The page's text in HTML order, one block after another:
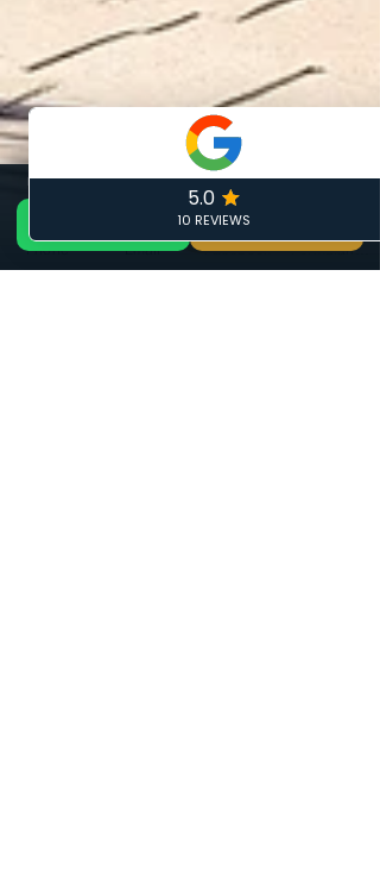
Phone Email Facebook Formulaire de contact
DEVIS GRATUIT 24H — ARTISAN LOCAL CALAIS
✏️ Devis gratuit
📞 Appeler maintenant
🏠 Devis Gratuit 24h